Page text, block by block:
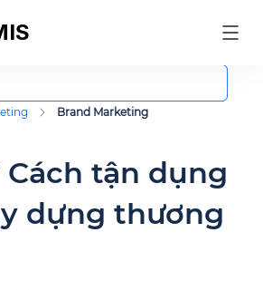
Brand Marketing
Cách tận dụng
dựng thương